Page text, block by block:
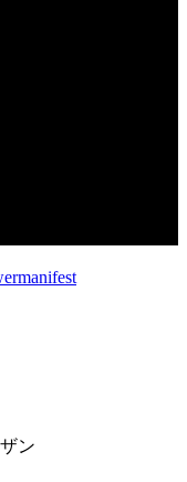
manifest
ン